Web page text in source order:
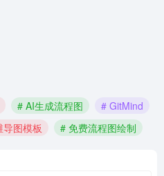
# AI生成流程图
# GitMind
图模板 # 免费流程图绘制